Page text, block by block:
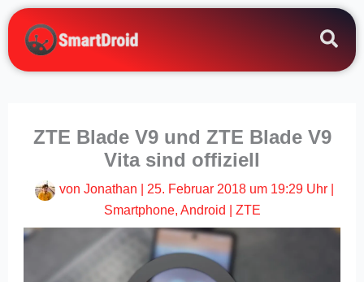
Zum
Inhalt
springen
ZTE Blade V9 und ZTE Blade V9
Vita sind offiziell
von Jonathan 25. Februar 2018 um 19:29 Uhr|
Smartphone, Android ZTE